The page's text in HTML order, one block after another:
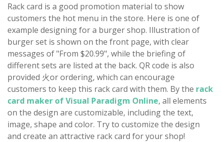
Rack card is a good promotion material to show
customers the hot menu in the store. Here is one of
example designing for a burger shop. Illustration of
burger set is shown on the front page, with clear
messages of "From $20.99", while the briefing of
different sets are listed at the back. QR code is also
provided 火or ordering, which can encourage
customers to keep this rack card with them. By the rack
card maker of Visual Paradigm Online, all elements
on the design are customizable, including the text,
image, shape and color. Try to customize the design
and create an attractive rack card for your shop!